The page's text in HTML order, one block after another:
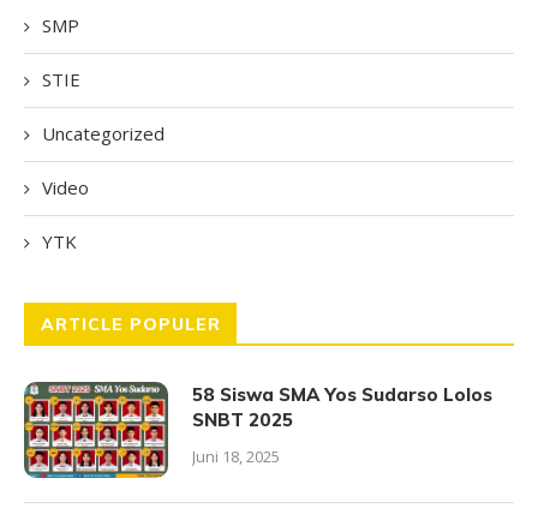
SMP
STIE
Uncategorized
Video
YTK
ARTICLE POPULER
58 Siswa SMA Yos Sudarso Lolos
SNBT 2025
Juni 18, 2025